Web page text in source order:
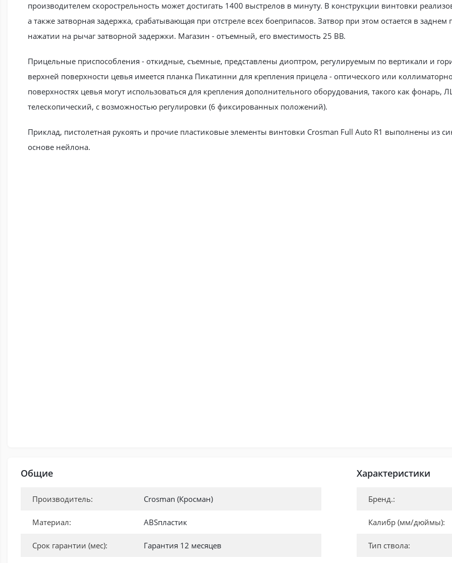
производителем скорострельность может достигать 1400 выстрелов в минуту. В конструкции винтовки
а также затворная задержка, срабатывающая при отстреле всех боеприпасов. Затвор при этом остается в
нажатии на рычаг затворной задержки. Магазин - отъемный, его вместимость 25 ВВ.
Прицельные приспособления - откидные, съемные, представлены диоптром, регулируемым по вертикали и
верхней поверхности цевья имеется планка Пикатинни для крепления прицела - оптического или
поверхностях цевья могут использоваться для крепления дополнительного оборудования, такого как фонарь,
телескопический, с возможностью регулировки (6 фиксированных положений).
Приклад, пистолетная рукоять и прочие пластиковые элементы винтовки Crosman Full Auto R1 выполнены ​​из
основе нейлона.
Общие
Производитель: Crosman (Кросман)
Материал: ABSпластик
Срок гарантии (мес): Гарантия 12 месяцев
Характеристики
Бренд.:
Калибр (мм/дюймы):
Тип ствола: